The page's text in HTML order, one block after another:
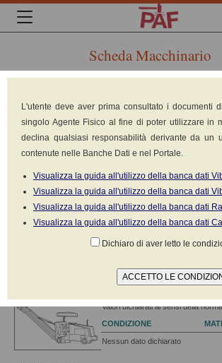
Scheda Macchinario
BITELLI
Modello:
VOLPE
SF
100T4
Costruito nel:
n.d.
Alimentazione: Motore a scoppio diesel
Valori dichiarati ai sensi della
CONDIZIONE
Nessun dato dichiarato
L'utente deve aver prima consultato i documenti
singolo Agente Fisico al fine di poter utilizzare in
declina qualsiasi responsabilità derivante da un
contenute nelle Banche Dati e nel Portale.
Visualizza la guida all'utilizzo della banca dati
Visualizza la guida all'utilizzo della banca dati
Visualizza la guida all'utilizzo della banca dati
Visualizza la guida all'utilizzo della banca dati
Dichiaro di aver letto le